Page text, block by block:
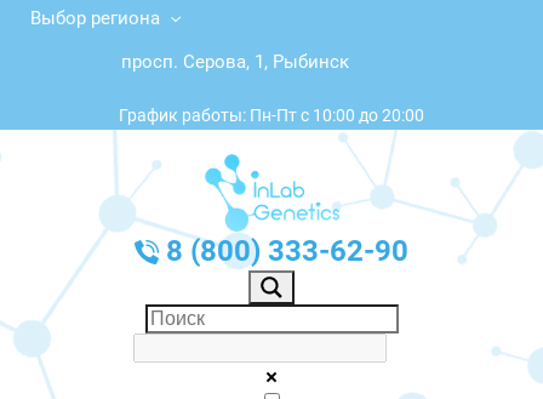
Выбор региона
просп. Серова, 1, Рыбинск
График работы: Пн-Пт с 10:00 до 20:00
8 (800) 333-62-90